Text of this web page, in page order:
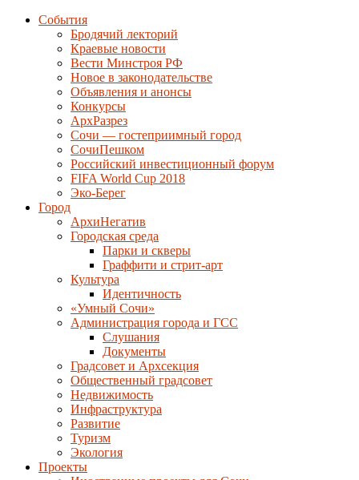
События
Бродячий лекторий
Краевые новости
Вести Минстроя РФ
Новое в законодательстве
Объявления и анонсы
Конкурсы
АрхРазрез
Сочи — гостеприимный город
СочиПешком
Российский инвестиционный форум
FIFA World Cup 2018
Эко-Берег
Город
АрхиНегатив
Городская среда
Парки и скверы
Граффити и стрит-арт
Культура
Идентичность
«Умный Сочи»
Администрация города и ГСС
Слушания
Документы
Градсовет и Архсекция
Общественный градсовет
Недвижимость
Инфраструктура
Развитие
Туризм
Экология
Проекты